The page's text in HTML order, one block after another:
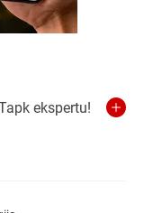
ekspertu!